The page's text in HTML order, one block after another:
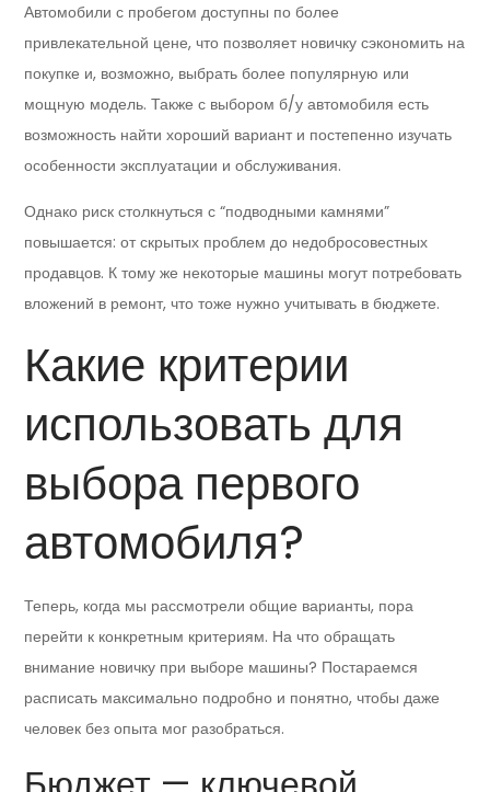
Автомобили с пробегом доступны по более
привлекательной цене, что позволяет новичку сэкономить на
покупке и, возможно, выбрать более популярную или
мощную модель. Также с выбором б/у автомобиля есть
возможность найти хороший вариант и постепенно изучать
особенности эксплуатации и обслуживания.
Однако риск столкнуться с “подводными камнями”
повышается: от скрытых проблем до недобросовестных
продавцов. К тому же некоторые машины могут потребовать
вложений в ремонт, что тоже нужно учитывать в бюджете.
Какие критерии
использовать для
выбора первого
автомобиля?
Теперь, когда мы рассмотрели общие варианты, пора
перейти к конкретным критериям. На что обращать
внимание новичку при выборе машины? Постараемся
расписать максимально подробно и понятно, чтобы даже
человек без опыта мог разобраться.